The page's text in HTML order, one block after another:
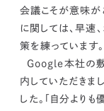
会議こそが意味が
に関しては、早速
策を練っています。
Google本社の敷
内していただきま
した。
「自分より